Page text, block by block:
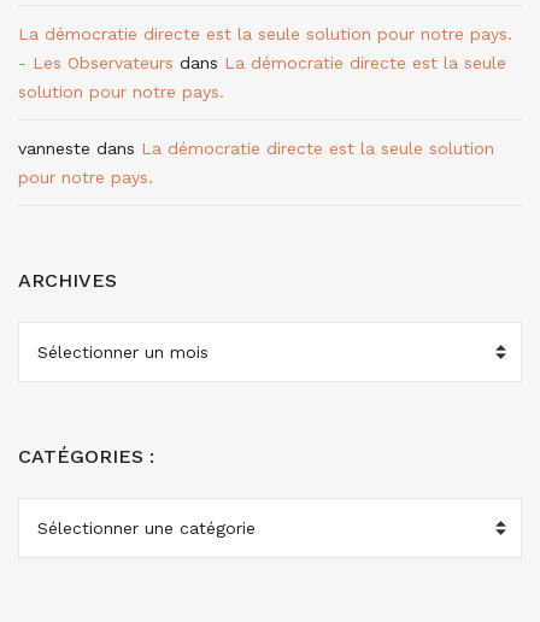
La démocratie directe est la seule solution pour notre pays.
- Les Observateurs dans La démocratie directe est la seule
solution pour notre pays.
vanneste dans La démocratie directe est la seule solution
pour notre pays.
ARCHIVES
ARCHIVES
CATÉGORIES :
CATÉGORIES